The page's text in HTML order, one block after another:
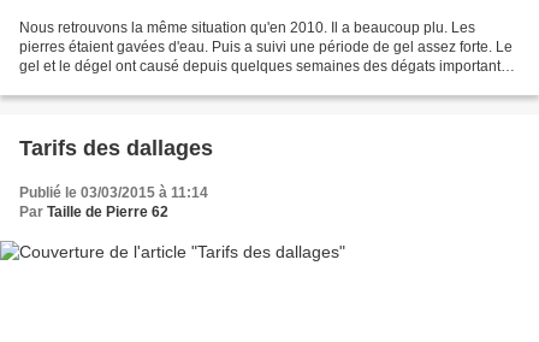
Nous retrouvons la même situation qu'en 2010. Il a beaucoup plu. Les
pierres étaient gavées d'eau. Puis a suivi une période de gel assez forte. Le
gel et le dégel ont causé depuis quelques semaines des dégats importants
Tarifs des dallages
Publié le 03/03/2015 à 11:14
Par Taille de Pierre 62